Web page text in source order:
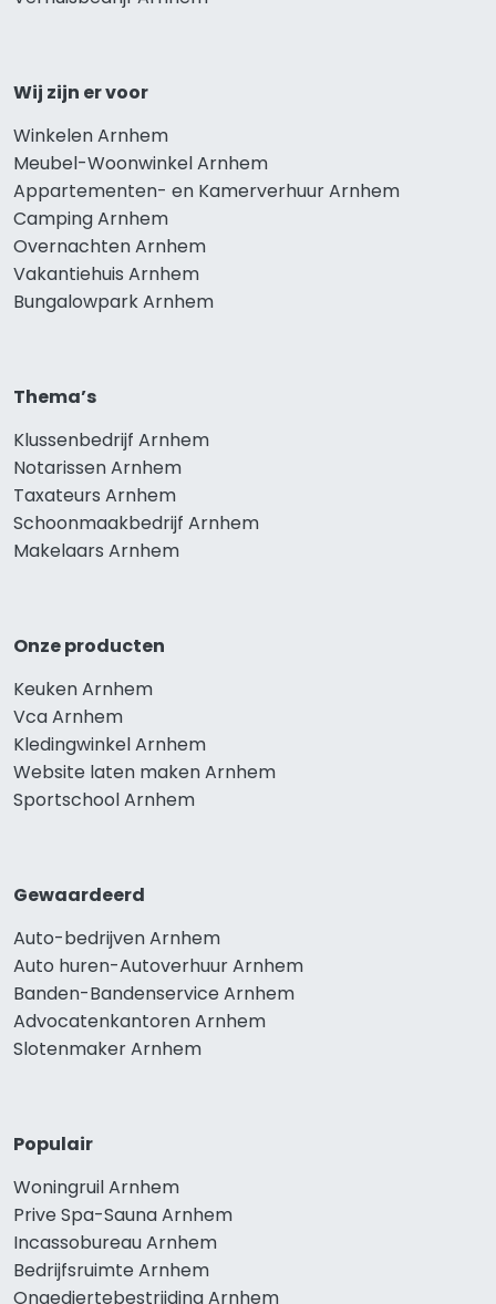
Wij zijn er voor
Winkelen Arnhem
Meubel-Woonwinkel Arnhem
Appartementen- en Kamerverhuur Arnhem
Camping Arnhem
Overnachten Arnhem
Vakantiehuis Arnhem
Bungalowpark Arnhem
Thema’s
Klussenbedrijf Arnhem
Notarissen Arnhem
Taxateurs Arnhem
Schoonmaakbedrijf Arnhem
Makelaars Arnhem
Onze producten
Keuken Arnhem
Vca Arnhem
Kledingwinkel Arnhem
Website laten maken Arnhem
Sportschool Arnhem
Gewaardeerd
Auto-bedrijven Arnhem
Auto huren-Autoverhuur Arnhem
Banden-Bandenservice Arnhem
Advocatenkantoren Arnhem
Slotenmaker Arnhem
Populair
Woningruil Arnhem
Prive Spa-Sauna Arnhem
Incassobureau Arnhem
Bedrijfsruimte Arnhem
Ongediertebestrijding Arnhem